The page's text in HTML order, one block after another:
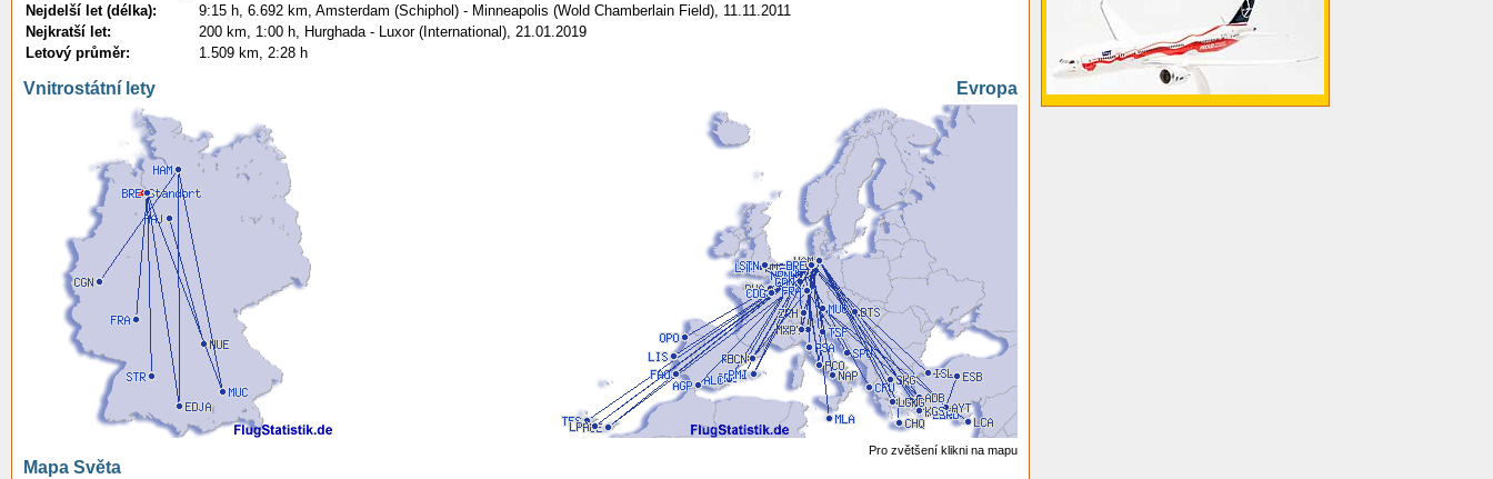
Nejdelší let (délka):
9:15 h, 6.692 km, Amsterdam (Schiphol) - Minneapolis (Wold Chamberlain Field), 11.11.2011
Nejkratší let:
200 km, 1:00 h, Hurghada - Luxor (International), 21.01.2019
Letový průměr:
1.509 km, 2:28 h
Vnitrostátní lety Evropa
Pro zvětšení klikni na mapu
Mapa Světa